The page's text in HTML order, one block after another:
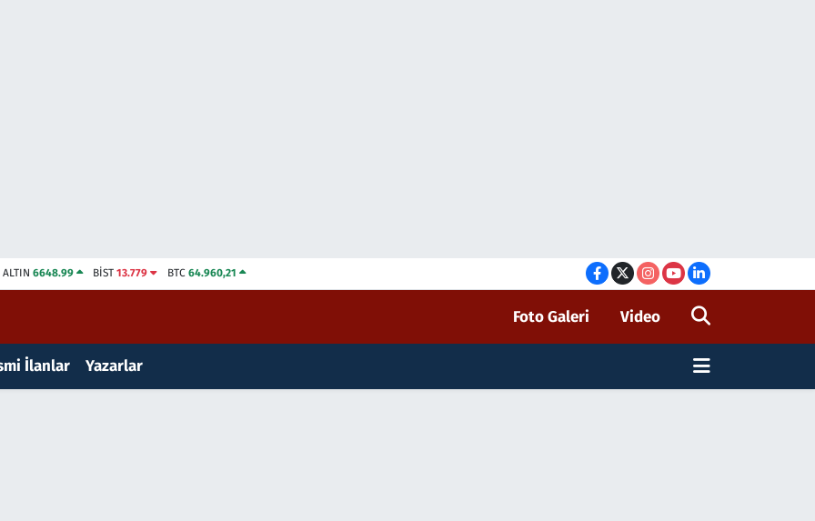
ALTIN 6648.99 BİST13.779 BTC 64.960,21
Foto Galeri Video
İlanlar Yazarlar